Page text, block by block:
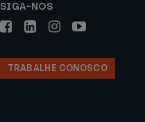
SIGA-NOS
TRABALHE CONOSCO